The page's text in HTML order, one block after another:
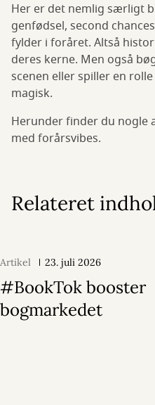
Her er det nemlig særligt
genfødsel, second
fylder i foråret. Altså
deres kerne. Men også
scenen eller spiller en
magisk.
Herunder finder du nogle
med forårsvibes.
Relateret
Artikel 23. juli 2026
#BookTok booster
bogmarkedet